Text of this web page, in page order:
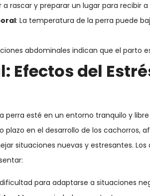
rascar y preparar un lugar para recibir a
: La temperatura de la perra puede
abdominales indican que el parto
Efectos del
esté en un entorno tranquilo y libre
en el desarrollo de los cachorros,
situaciones nuevas y estresantes. Los
para adaptarse a situaciones